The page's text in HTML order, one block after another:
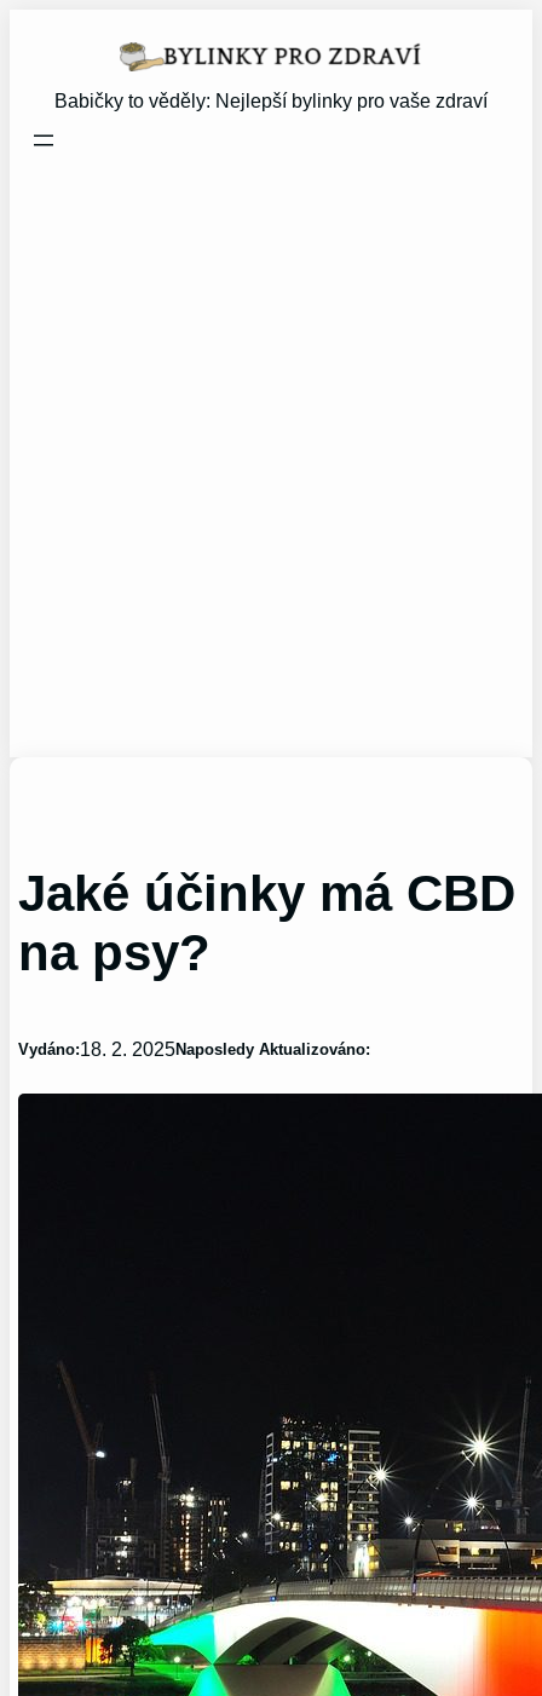
Babičky to věděly: Nejlepší bylinky pro vaše zdraví
Jaké účinky má CBD
na psy?
Vydáno:18. 2. 2025Naposledy Aktualizováno: